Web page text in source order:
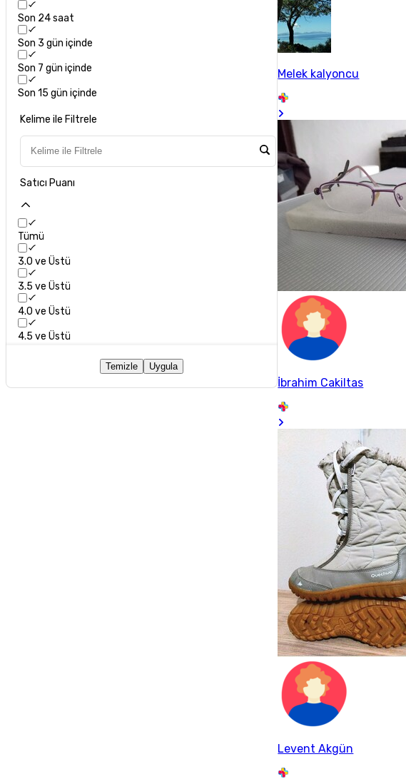
Son 24 saat
Son 3 gün içinde
Son 7 gün içinde
Son 15 gün içinde
Kelime ile Filtrele
Satıcı Puanı
Tümü
3.0 ve Üstü
3.5 ve Üstü
4.0 ve Üstü
4.5 ve Üstü
Temizle Uygula
Melek kalyoncu
İbrahim Cakiltas
Levent Akgün